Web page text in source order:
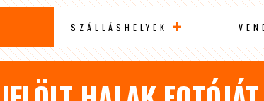
SZÁLLÁSHELYEK